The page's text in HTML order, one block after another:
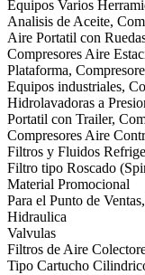
Equipos Varios
Analisis de Aceite,
Aire Portatil con
Compresores Aire
Plataforma,
Equipos industriales,
Hidrolavadoras a
Portatil con Trailer,
Compresores Aire
Filtros y Fluidos
Filtro tipo Roscado
Material Promocional
Para el Punto de
Hidraulica
Valvulas
Filtros de Aire
Tipo Cartucho